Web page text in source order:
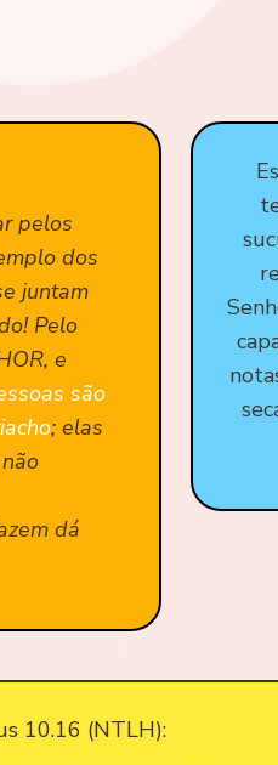
pelos
dos
juntam
Pelo
e
são
; elas
dá
10.16 (NTLH):